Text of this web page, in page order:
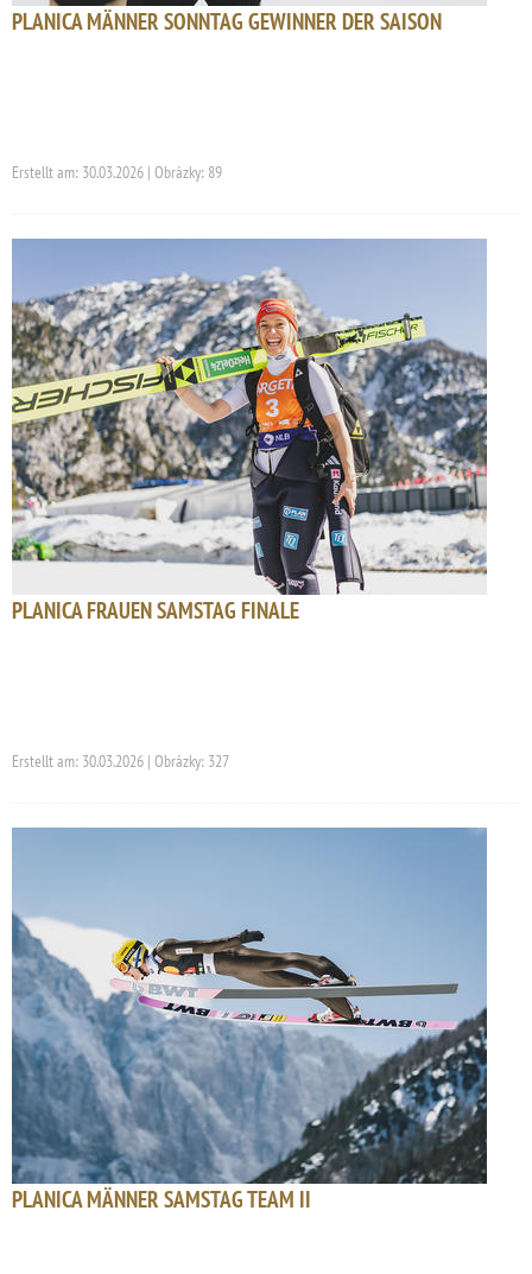
PLANICA MÄNNER SONNTAG GEWINNER DER SAISON
Erstellt am: 30.03.2026 | Obrázky: 89
PLANICA FRAUEN SAMSTAG FINALE
Erstellt am: 30.03.2026 | Obrázky: 327
PLANICA MÄNNER SAMSTAG TEAM II